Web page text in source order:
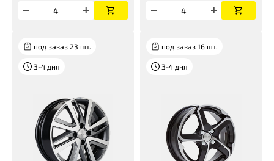
под заказ 23 шт.
3-4 дня
под заказ 16 шт.
3-4 дня